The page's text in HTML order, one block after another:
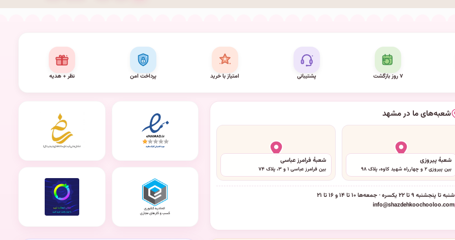
۷ روز بازگشت پشتیبانی امتیاز با خرید پرداخت امن نظر + هدیه
شعبه‌های ما در مشهد
شعبهٔ پیروزی
بین پیروزی ۲ و چهارراه شهید کاوه، پلاک ۹۸
شعبهٔ فرامرز عباسی
بین فرامرز عباسی ۱ و ۳، پلاک ۷۴
شنبه تا پنجشنبه ۹ تا ۲۲ یکسره · جمعه‌ها ۱۰ تا ۱۴ و ۱۶ تا ۲۱
info@shazdehkoochooloo.com